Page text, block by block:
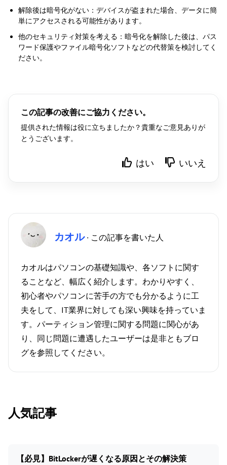
解除後は暗号化がない：デバイスが盗まれた場合、データに簡
単にアクセスされる可能性があります。
他のセキュリティ対策を考える：暗号化を解除した後は、パス
ワード保護やファイル暗号化ソフトなどの代替策を検討してく
ださい。
この記事の改善にご協力ください。
提供された情報は役に立ちましたか？貴重なご意見ありが
とうございます。
はい いいえ
カオル· この記事を書いた人
カオルはパソコンの基礎知識や、各ソフトに関す
ることなど、幅広く紹介します。わかりやすく、
初心者やパソコンに苦手の方でも分かるように工
夫をして、IT業界に対しても深い興味を持っていま
す。パーティション管理に関する問題に関心があ
り、同じ問題に遭遇したユーザーは是非ともブロ
グを参照してください。
人気記事
【必見】BitLockerが遅くなる原因とその解決策